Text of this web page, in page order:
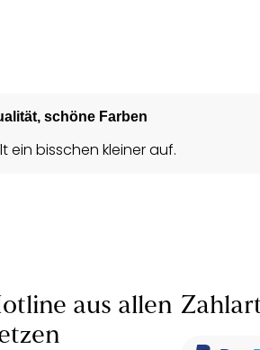
schöne Farben
ein bisschen kleiner auf.
aus allen